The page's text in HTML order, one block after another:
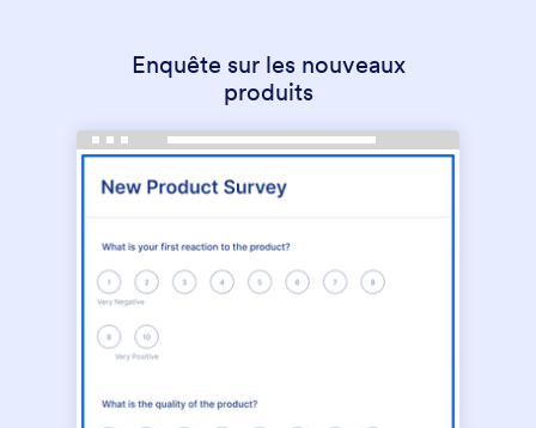
Enquête sur les nouveaux
produits